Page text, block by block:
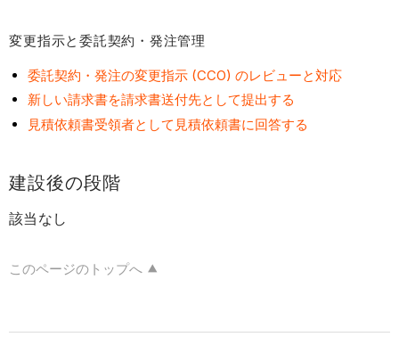
契
発
注
管
設
の
階
変更指示と委託契約・発注管理
委託契約・発注の変更指示 (CCO) のレビューと対応
新しい請求書を請求書送付先として提出する
見積依頼書受領者として見積依頼書に回答する
建設後の段階
該当なし
このページのトップへ